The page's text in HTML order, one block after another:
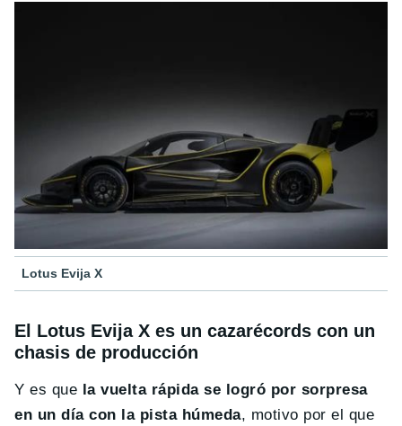
Lotus Evija X
El Lotus Evija X es un cazarécords con un
chasis de producción
Y es que la vuelta rápida se logró por sorpresa
en un día con la pista húmeda, motivo por el que